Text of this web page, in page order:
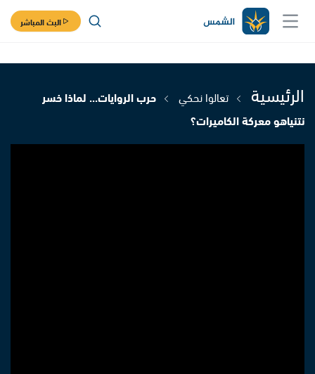
البث المباشر
الرئيسية تعالوا نحكي
حرب الروايات... لماذا خسر
نتنياهو معركة الكاميرات؟